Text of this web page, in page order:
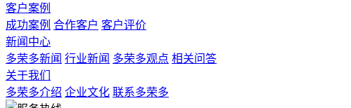
客户案例
成功案例 合作客户 客户评价
新闻中心
多荣多新闻 行业新闻 多荣多观点 相关问答
关于我们
多荣多介绍 企业文化 联系多荣多